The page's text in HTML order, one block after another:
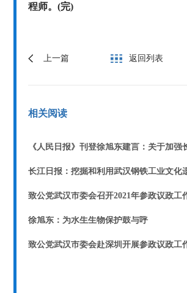
程师。(完)
上一篇 返回列表
相关阅读
长江日报：挖掘和利用武汉钢铁工业文化
致公党武汉市委会召开2021年参政议政工
徐旭东：为水生生物保护鼓与呼